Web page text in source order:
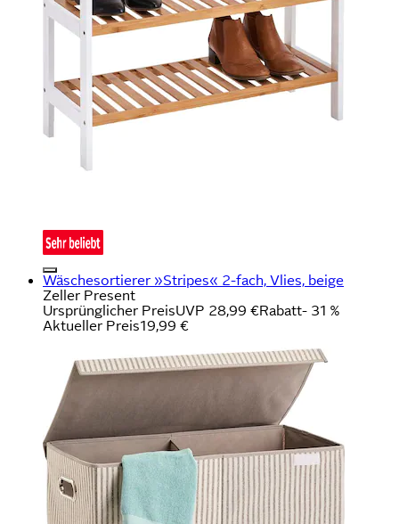
Wäschesortierer »Stripes« 2-fach, Vlies, beige
Zeller Present
Ursprünglicher PreisUVP 28,99 €Rabatt- 31 %
Aktueller Preis19,99 €